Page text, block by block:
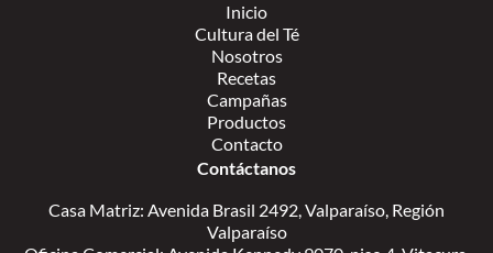
Inicio
Cultura del Té
Nosotros
Recetas
Campañas
Productos
Contacto
Contáctanos
Casa Matriz: Avenida Brasil 2492, Valparaíso, Región
Valparaíso